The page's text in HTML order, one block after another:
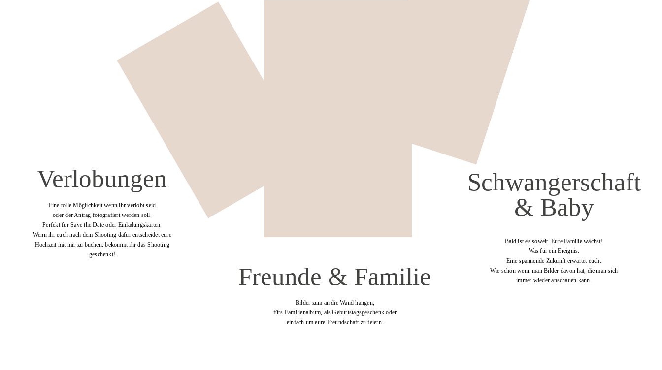
Verlobungen
Schwangerschaft
& Baby
Eine tolle Möglichkeit wenn ihr verlobt seid
oder der Antrag fotografiert werden soll.
Perfekt für Save the Date oder Einladungskarten.
Wenn ihr euch nach dem Shooting dafür entscheidet eure
Hochzeit mit mir zu buchen, bekommt ihr das Shooting
geschenkt!
Bald ist es soweit. Eure Familie wächst!
Was für ein Ereignis.
Eine spannende Zukunft erwartet euch.
Wie schön wenn man Bilder davon hat, die man sich
immer wieder anschauen kann.
Freunde & Familie
Bilder zum an die Wand hängen,
fürs Familienalbum, als Geburtstagsgeschenk oder
einfach um eure Freundschaft zu feiern.